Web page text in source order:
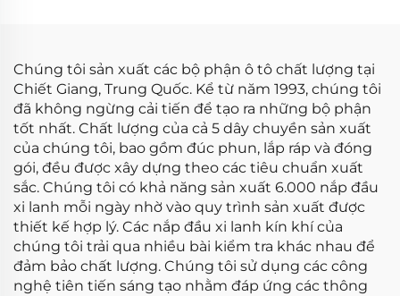
Chúng tôi sản xuất các bộ phận ô tô chất lượng tại
Chiết Giang, Trung Quốc. Kể từ năm 1993, chúng tôi
đã không ngừng cải tiến để tạo ra những bộ phận
tốt nhất. Chất lượng của cả 5 dây chuyền sản xuất
của chúng tôi, bao gồm đúc phun, lắp ráp và đóng
gói, đều được xây dựng theo các tiêu chuẩn xuất
sắc. Chúng tôi có khả năng sản xuất 6.000 nắp đầu
xi lanh mỗi ngày nhờ vào quy trình sản xuất được
thiết kế hợp lý. Các nắp đầu xi lanh kín khí của
chúng tôi trải qua nhiều bài kiểm tra khác nhau để
đảm bảo chất lượng. Chúng tôi sử dụng các công
nghệ tiên tiến sáng tạo nhằm đáp ứng các thông